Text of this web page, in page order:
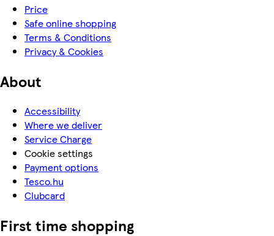
Price
Safe online shopping
Terms & Conditions
Privacy & Cookies
About
Accessibility
Where we deliver
Service Charge
Cookie settings
Payment options
Tesco.hu
Clubcard
First time shopping